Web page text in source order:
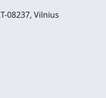
08237, Vilnius